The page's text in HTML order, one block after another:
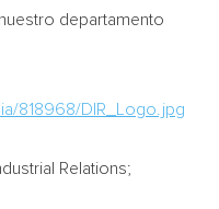
departamento
818968/DIR_Logo.jpg
Relations;